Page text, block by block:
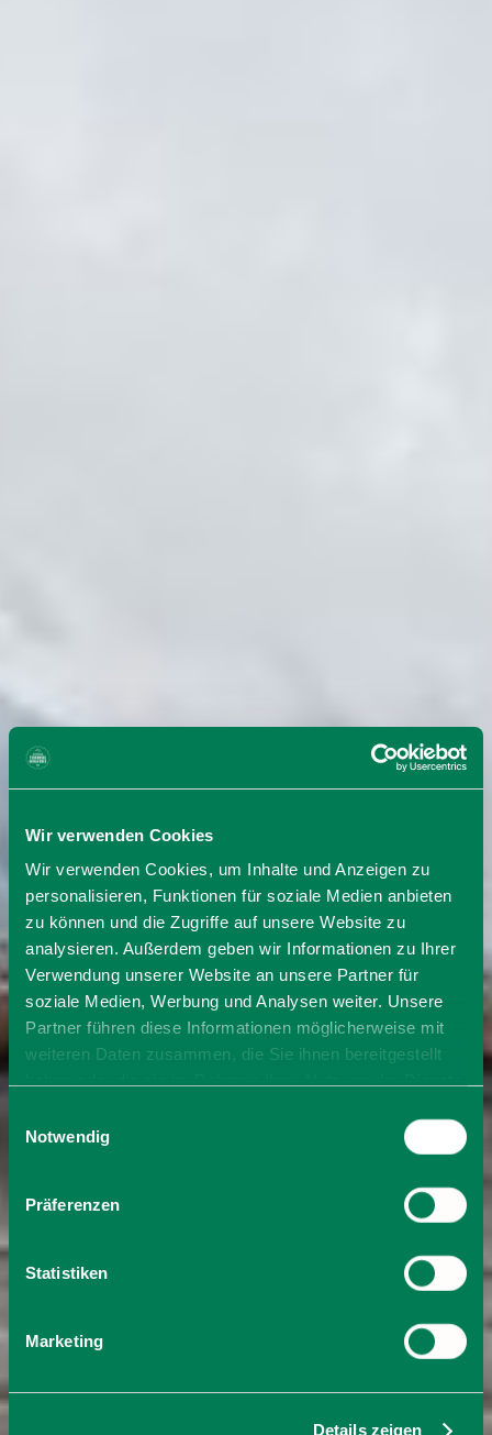
Wir verwenden Cookies
Wir verwenden Cookies, um Inhalte und Anzeigen zu
personalisieren, Funktionen für soziale Medien anbieten
zu können und die Zugriffe auf unsere Website zu
analysieren. Außerdem geben wir Informationen zu Ihrer
Verwendung unserer Website an unsere Partner für
soziale Medien, Werbung und Analysen weiter. Unsere
Partner führen diese Informationen möglicherweise mit
weiteren Daten zusammen, die Sie ihnen bereitgestellt
Cookies, wenn Sie unsere Webseite weiterhin nutzen.
Notwendig
Präferenzen
Statistiken
Marketing
Details zeigen